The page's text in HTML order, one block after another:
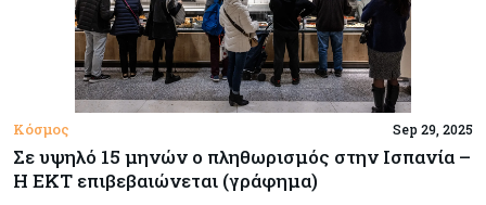
Κόσμος Sep 29, 2025
Σε υψηλό 15 μηνών ο πληθωρισμός στην Ισπανία –
Η ΕΚΤ επιβεβαιώνεται (γράφημα)